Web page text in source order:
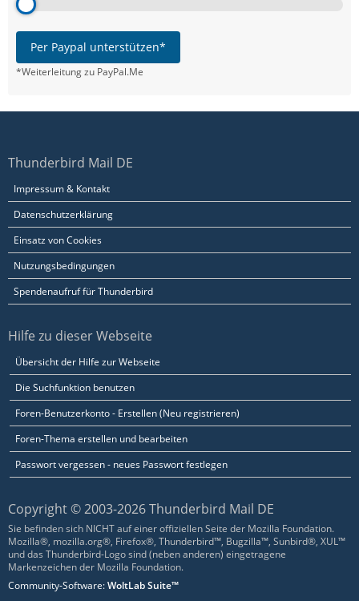
Per Paypal unterstützen*
*Weiterleitung zu PayPal.Me
Thunderbird Mail DE
Impressum & Kontakt
Datenschutzerklärung
Einsatz von Cookies
Nutzungsbedingungen
Spendenaufruf für Thunderbird
Hilfe zu dieser Webseite
Übersicht der Hilfe zur Webseite
Die Suchfunktion benutzen
Foren-Benutzerkonto - Erstellen (Neu registrieren)
Foren-Thema erstellen und bearbeiten
Passwort vergessen - neues Passwort festlegen
Copyright © 2003-2026 Thunderbird Mail DE
Sie befinden sich NICHT auf einer offiziellen Seite der Mozilla Foundation.
Mozilla®, mozilla.org®, Firefox®, Thunderbird™, Bugzilla™, Sunbird®, XUL™
und das Thunderbird-Logo sind (neben anderen) eingetragene
Markenzeichen der Mozilla Foundation.
Community-Software:WoltLab Suite™